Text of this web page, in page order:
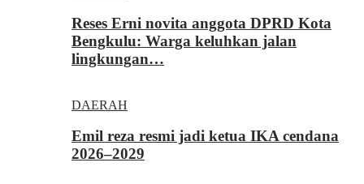
Reses Erni novita anggota DPRD Kota
Bengkulu: Warga keluhkan jalan
lingkungan…
DAERAH
Emil reza resmi jadi ketua IKA cendana
2026–2029